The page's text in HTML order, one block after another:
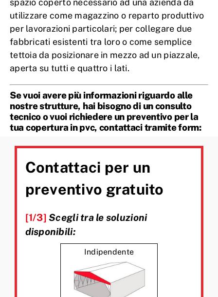
spazio coperto necessario ad una azienda da
utilizzare come magazzino o reparto produttivo
per lavorazioni particolari; per collegare due
fabbricati esistenti tra loro o come semplice
tettoia da posizionare in mezzo ad un piazzale,
aperta su tutti e quattro i lati.
Se vuoi avere più informazioni riguardo alle
nostre strutture, hai bisogno di un consulto
tecnico o vuoi richiedere un preventivo per la
tua copertura in pvc, contattaci tramite form:
Contattaci per un
preventivo gratuito
[1/3] Scegli tra le soluzioni
disponibili:
Indipendente